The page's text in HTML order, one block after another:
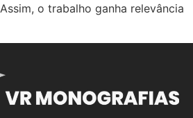
o trabalho ganha relevância